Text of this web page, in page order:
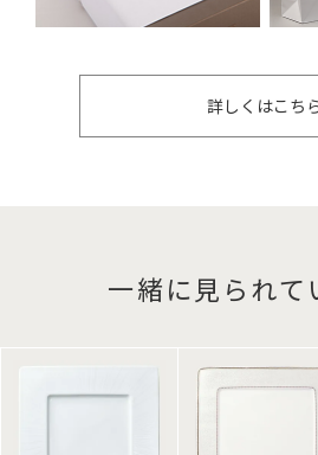
詳しくはこち
一緒に見られて